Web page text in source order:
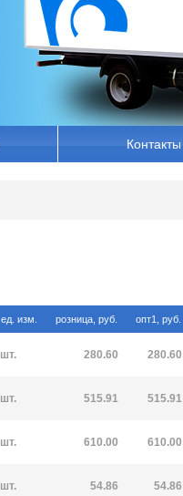
Контакты
ед. изм. розница, руб. опт1, руб.
шт. 280.60 280.60
шт. 515.91 515.91
шт. 610.00 610.00
шт. 54.86 54.86